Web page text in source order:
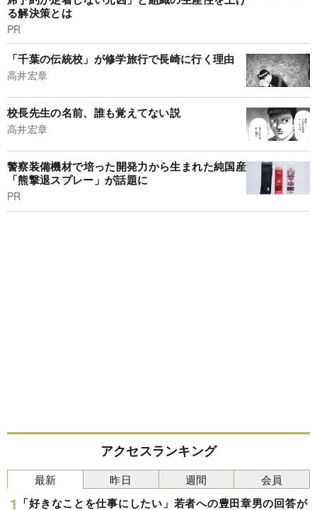
る解決策とは
PR
「千葉の伝統校」が修学旅行で長崎に行く理由
高井宏章
校長先生の名前、誰も覚えてない説
高井宏章
警察装備機材で培った開発力から生まれた純国産
「熊撃退スプレー」が話題に
PR
アクセスランキング
最新
「好きなことを仕事にしたい」若者への豊田章男の回答が
昨日 週間 会員